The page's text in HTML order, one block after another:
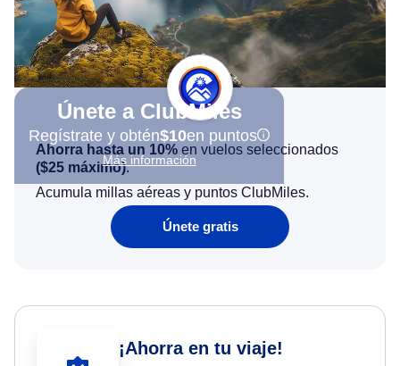
Únete a ClubMiles
Regístrate y obtén$10en puntos
Más información
Ahorra hasta un 10% en vuelos seleccionados
($25 máximo).
Acumula millas aéreas y puntos ClubMiles.
Únete gratis
¡Ahorra en tu viaje!